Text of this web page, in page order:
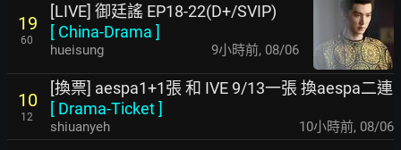
19
60
[LIVE] 御廷謠 EP18-22(D+/SVIP)
[ China-Drama ]
hueisung 9小時前, 08/06
10
12
[換票] aespa1+1張 和 IVE 9/13一張 換aespa二連
[ Drama-Ticket]
shiuanyeh 10小時前, 08/06